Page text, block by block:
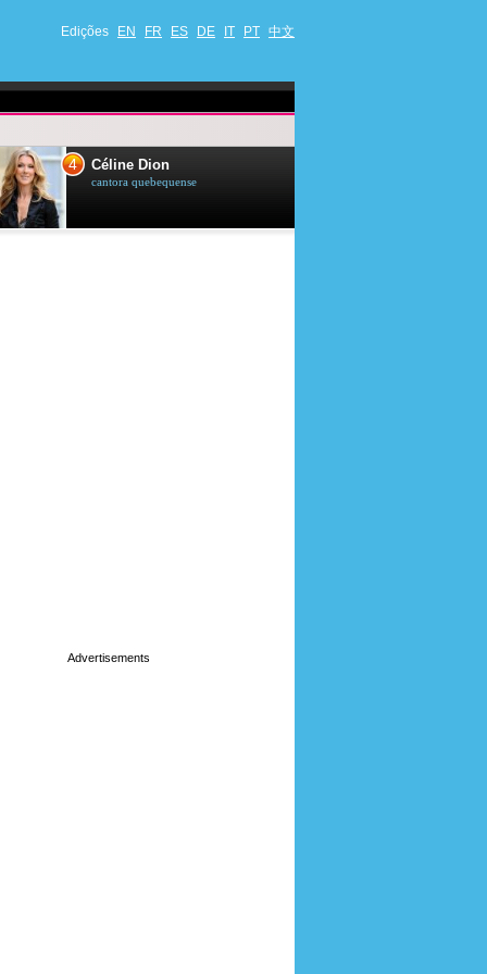
Edições EN FR ES DE IT PT 中文
4 Céline Dion
cantora quebequense